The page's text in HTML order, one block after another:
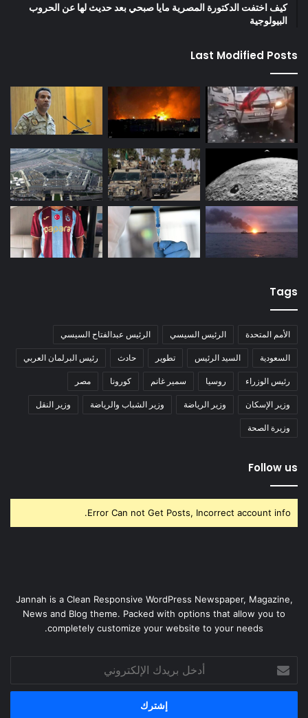
كيف اختفت الدكتورة المصرية مايا صبحي بعد حديث لها عن الحروب
البيولوجية
Last Modified Posts
Tags
الأمم المتحدة الرئيس السيسي الرئيس عبدالفتاح السيسي
السعودية السيد الرئيس تطوير حادث رئيس البرلمان العربي
رئيس الوزراء روسيا سمير غانم كورونا مصر
وزير الإسكان وزير الرياضة وزير الشباب والرياضة وزير النقل
وزيرة الصحة
Follow us
Error Can not Get Posts, Incorrect account info.
Jannah is a Clean Responsive WordPress Newspaper, Magazine,
News and Blog theme. Packed with options that allow you to
completely customize your website to your needs.
بريدك
الإلكتروني